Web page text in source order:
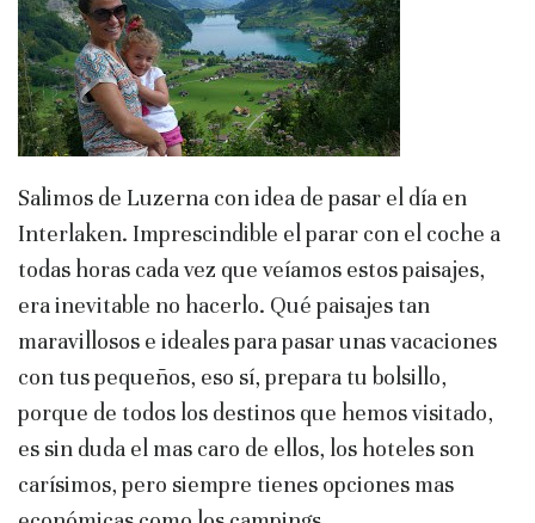
Salimos de Luzerna con idea de pasar el día en
Interlaken. Imprescindible el parar con el coche a
todas horas cada vez que veíamos estos paisajes,
era inevitable no hacerlo. Qué paisajes tan
maravillosos e ideales para pasar unas vacaciones
con tus pequeños, eso sí, prepara tu bolsillo,
porque de todos los destinos que hemos visitado,
es sin duda el mas caro de ellos, los hoteles son
carísimos, pero siempre tienes opciones mas